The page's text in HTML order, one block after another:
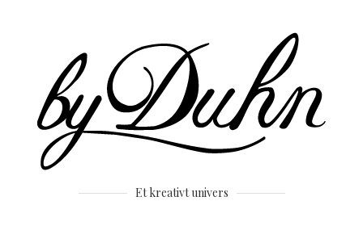
Et kreativt univers